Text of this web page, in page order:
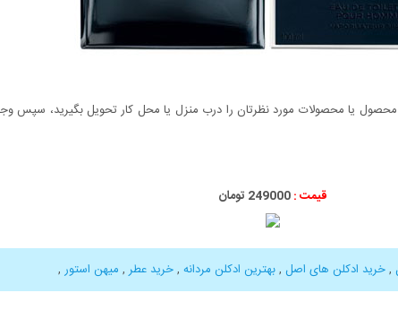
یا محصولات مورد نظرتان را درب منزل یا محل کار تحویل بگیرید، سپس وجه
قیمت :249000 تومان
,خرید ادکلن های اصل ,بهترین ادکلن مردانه ,خرید عطر , میهن استور ,